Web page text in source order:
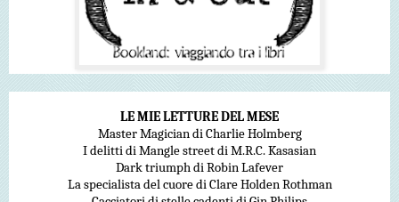
LE MIE LETTURE DEL MESE
Master Magician di Charlie Holmberg
I delitti di Mangle street di M.R.C. Kasasian
Dark triumph di Robin Lafever
La specialista del cuore di Clare Holden Rothman